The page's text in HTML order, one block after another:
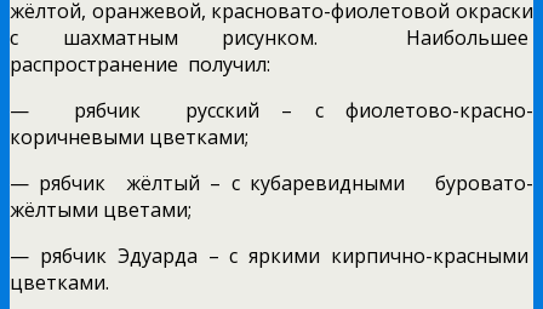
жёлтой, оранжевой, красновато-фиолетовой окраски
с шахматным рисунком. Наибольшее
распространение получил:
— рябчик русский – с фиолетово-красно-
коричневыми цветками;
— рябчик жёлтый – с кубаревидными буровато-
жёлтыми цветами;
— рябчик Эдуарда – с яркими кирпично-красными
цветками.